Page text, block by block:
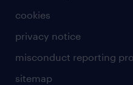
cookies
privacy notice
misconduct reporting
sitemap